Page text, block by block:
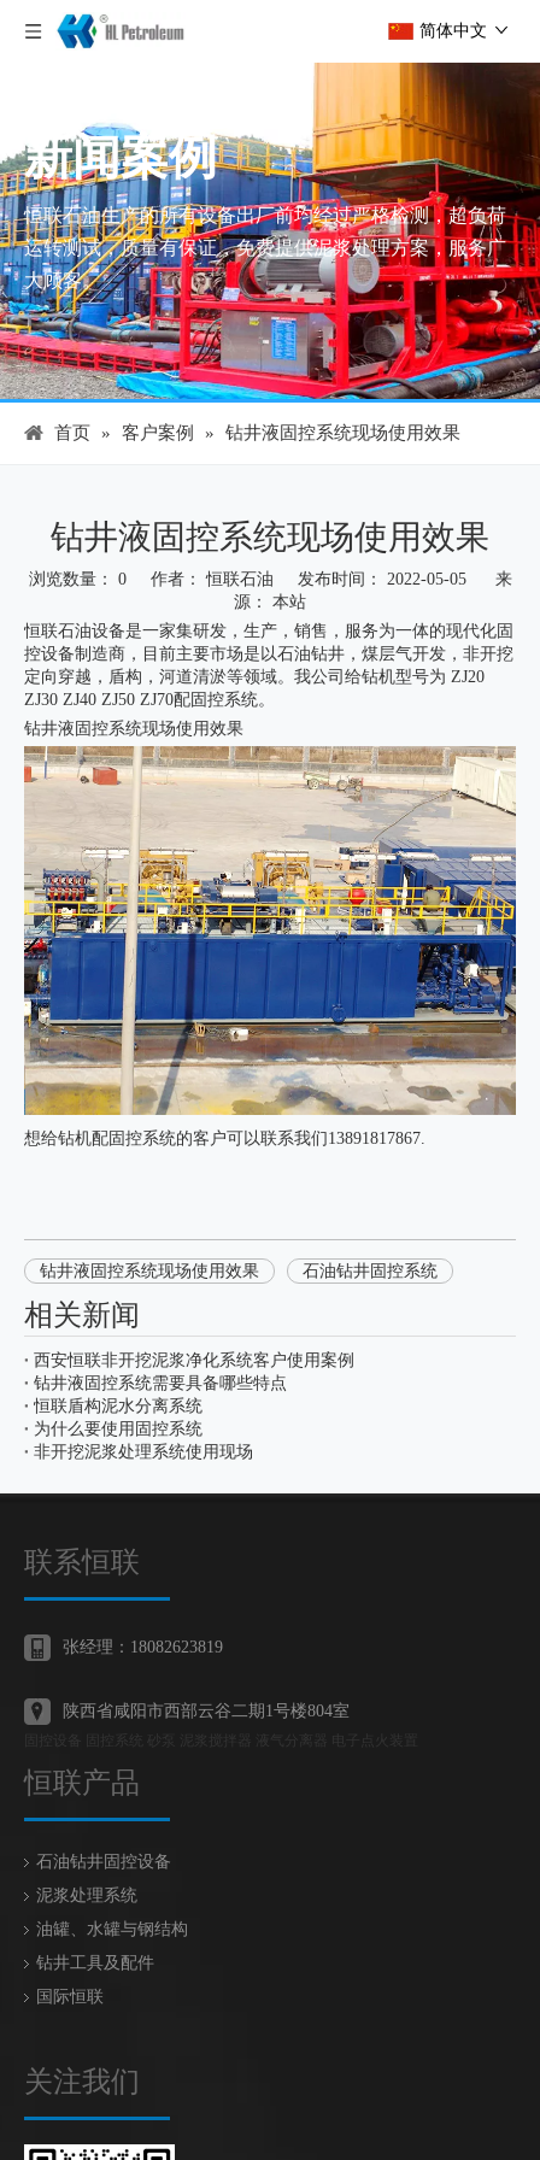
简体中文
新闻案例
恒联石油生产的所有设备出厂前均经过严格检测，超负荷
运转测试，质量有保证，免费提供泥浆处理方案，服务广
大顾客。
首页 » 客户案例 » 钻井液固控系统现场使用效果
钻井液固控系统现场使用效果
浏览数量： 0作者： 恒联石油 发布时间： 2022-05-05 来
源： 本站
恒联石油设备是一家集研发，生产，销售，服务为一体的现代化固
控设备制造商，目前主要市场是以石油钻井，煤层气开发，非开挖
定向穿越，盾构，河道清淤等领域。我公司给钻机型号为 ZJ20
ZJ30 ZJ40 ZJ50 ZJ70配固控系统。
钻井液固控系统现场使用效果
想给钻机配固控系统的客户可以联系我们13891817867.
钻井液固控系统现场使用效果 石油钻井固控系统
相关新闻
西安恒联非开挖泥浆净化系统客户使用案例
钻井液固控系统需要具备哪些特点
恒联盾构泥水分离系统
为什么要使用固控系统
非开挖泥浆处理系统使用现场
联系恒联
张经理：18082623819
陕西省咸阳市西部云谷二期1号楼804室
恒联产品
石油钻井固控设备
泥浆处理系统
油罐、水罐与钢结构
钻井工具及配件
国际恒联
关注我们